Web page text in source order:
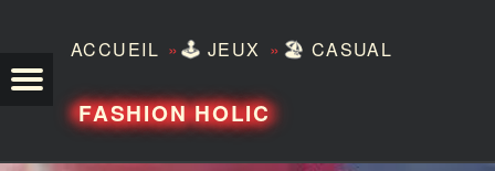
ACCUEIL »🕹️ JEUX » 🏖️ CASUAL
FASHION HOLIC